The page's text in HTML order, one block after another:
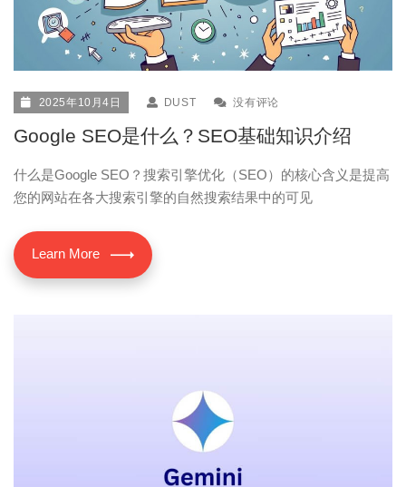
2025年10月4日 DUST 没有评论
Google SEO是什么？SEO基础知识介绍
什么是Google SEO？搜索引擎优化（SEO）的核心含义是提高
您的网站在各大搜索引擎的自然搜索结果中的可见
Learn More